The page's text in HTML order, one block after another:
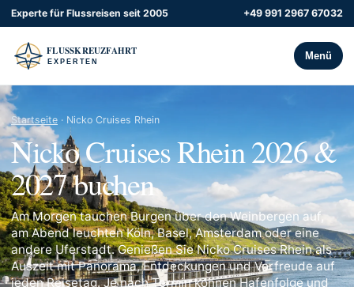
Experte für Flussreisen seit 2005 +49 991 2967 67032
Menü
Startseite · Nicko Cruises Rhein
Nicko Cruises Rhein 2026 &
2027 buchen
Am Morgen tauchen Burgen über den Weinbergen auf,
am Abend leuchten Köln, Basel, Amsterdam oder eine
andere Uferstadt. Genießen Sie Nicko Cruises Rhein als
Auszeit mit Panorama, Entdeckungen und Vorfreude auf
jeden Reisetag. Je nach Termin können Hafenfolge und